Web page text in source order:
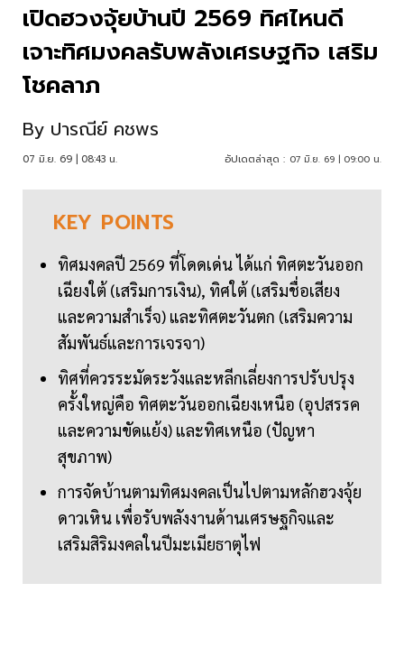
เปิดฮวงจุ้ยบ้านปี 2569 ทิศไหนดี
เจาะทิศมงคลรับพลังเศรษฐกิจ เสริม
โชคลาภ
By ปารณีย์ คชพร
07 มิ.ย. 69 | 08:43 น. อัปเดตล่าสุด : 07 มิ.ย. 69 | 09:00 น.
KEY POINTS
ทิศมงคลปี 2569 ที่โดดเด่น ได้แก่ ทิศตะวันออก
เฉียงใต้ (เสริมการเงิน), ทิศใต้ (เสริมชื่อเสียง
และความสำเร็จ) และทิศตะวันตก (เสริมความ
สัมพันธ์และการเจรจา)
ทิศที่ควรระมัดระวังและหลีกเลี่ยงการปรับปรุง
ครั้งใหญ่คือ ทิศตะวันออกเฉียงเหนือ (อุปสรรค
และความขัดแย้ง) และทิศเหนือ (ปัญหา
สุขภาพ)
การจัดบ้านตามทิศมงคลเป็นไปตามหลักฮวงจุ้ย
ดาวเหิน เพื่อรับพลังงานด้านเศรษฐกิจและ
เสริมสิริมงคลในปีมะเมียธาตุไฟ